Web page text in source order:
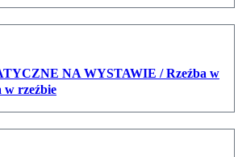
NA WYSTAWIE / Rzeźba w
w rzeźbie